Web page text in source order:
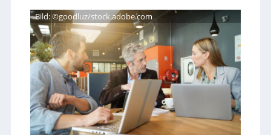
e
r
e
n
ß
e
n
a
u
f
d
e
r
S
p
g
n
T
c
h
A
g
e
n
c
y
Bild: ©goodluz/stock.adobe.com